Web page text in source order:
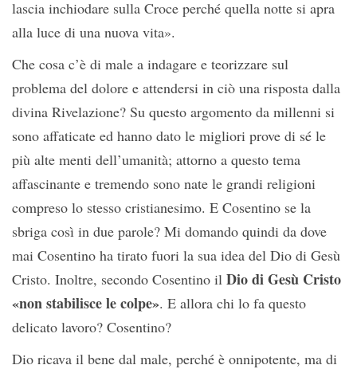
lascia inchiodare sulla Croce perché quella notte si apra
alla luce di una nuova vita».
Che cosa c’è di male a indagare e teorizzare sul
problema del dolore e attendersi in ciò una risposta dalla
divina Rivelazione? Su questo argomento da millenni si
sono affaticate ed hanno dato le migliori prove di sé le
più alte menti dell’umanità; attorno a questo tema
affascinante e tremendo sono nate le grandi religioni
compreso lo stesso cristianesimo. E Cosentino se la
sbriga così in due parole? Mi domando quindi da dove
mai Cosentino ha tirato fuori la sua idea del Dio di Gesù
Cristo. Inoltre, secondo Cosentino il Dio di Gesù Cristo
«non stabilisce le colpe». E allora chi lo fa questo
delicato lavoro? Cosentino?
Dio ricava il bene dal male, perché è onnipotente, ma di